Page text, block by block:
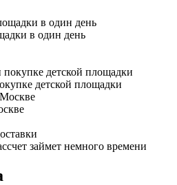
в один день
детской площадки
займет немного времени